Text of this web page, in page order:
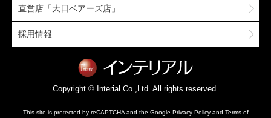
直営店「大日ベアーズ店」
採用情報
Copyright © Interial Co.,Ltd. All rights reserved.
This site is protected by reCAPTCHA and the Google Privacy Policyand Terms of